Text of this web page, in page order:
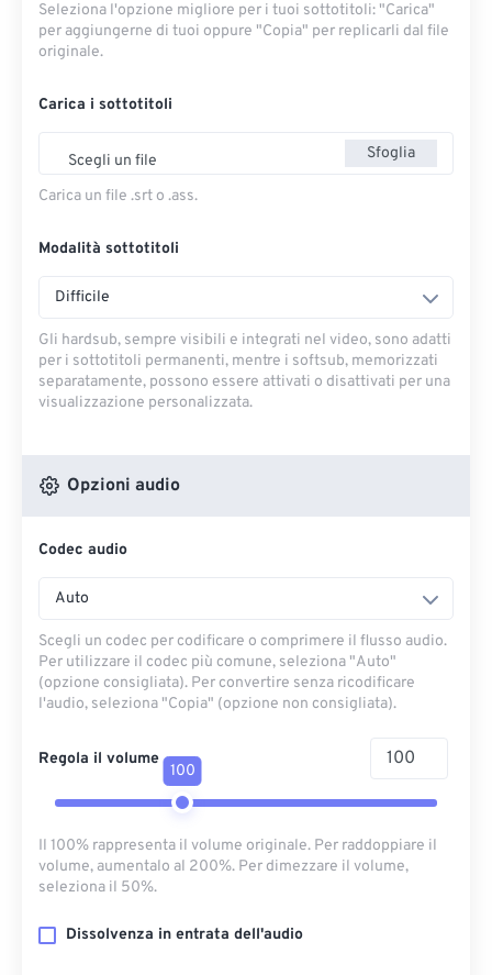
Seleziona l'opzione migliore per i tuoi sottotitoli: "Carica" ​​
per aggiungerne di tuoi oppure "Copia" per replicarli dal file
originale.
Carica i sottotitoli
Scegli un file Sfoglia
Carica un file .srt o .ass.
Modalità sottotitoli
Difficile
Gli hardsub, sempre visibili e integrati nel video, sono adatti
per i sottotitoli permanenti, mentre i softsub, memorizzati
separatamente, possono essere attivati ​​o disattivati ​​per una
visualizzazione personalizzata.
Opzioni audio
Codec audio
Auto
Scegli un codec per codificare o comprimere il flusso audio.
Per utilizzare il codec più comune, seleziona "Auto"
(opzione consigliata). Per convertire senza ricodificare
l'audio, seleziona "Copia" (opzione non consigliata).
Regola il volume
100
Il 100% rappresenta il volume originale. Per raddoppiare il
volume, aumentalo al 200%. Per dimezzare il volume,
seleziona il 50%.
Dissolvenza in entrata dell'audio